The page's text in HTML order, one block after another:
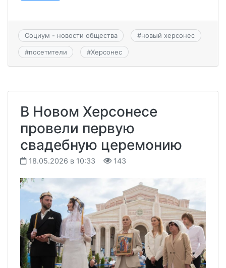
Социум - новости общества #новый херсонес
#посетители #Херсонес
В Новом Херсонесе
провели первую
свадебную церемонию
18.05.2026 в 10:33 143